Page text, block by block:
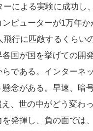
ーによる実験に成功
ピューターが1万年
行に匹敵するくらい
国が国を挙げての開
である。インターネ
念がある。早速、暗
、世の中がどう変わ
発揮し、負の面では